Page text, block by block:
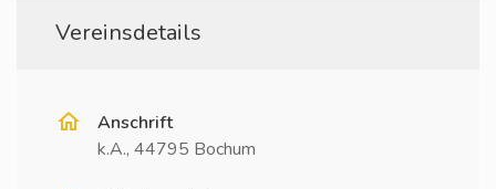
Vereinsdetails
Anschrift
k.A., 44795 Bochum